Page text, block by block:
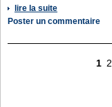
lire la suite
Poster un commentaire
1 2